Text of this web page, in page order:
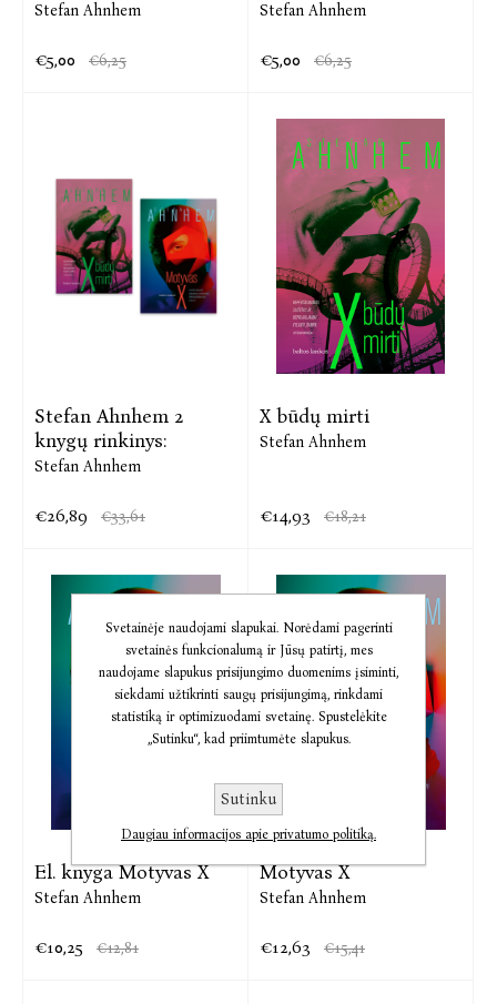
Stefan Ahnhem
€5,00 €6,25
Stefan Ahnhem
€5,00 €6,25
Stefan Ahnhem 2
knygų rinkinys:
Stefan Ahnhem
€26,89 €33,61
X būdų mirti
Stefan Ahnhem
€14,93 €18,21
El. knyga Motyvas X
Stefan Ahnhem
€10,25 €12,81
Motyvas X
Stefan Ahnhem
€12,63 €15,41
Svetainėje naudojami slapukai. Norėdami pagerinti
svetainės funkcionalumą ir Jūsų patirtį, mes
naudojame slapukus prisijungimo duomenims įsiminti,
siekdami užtikrinti saugų prisijungimą, rinkdami
statistiką ir optimizuodami svetainę. Spustelėkite
„Sutinku“, kad priimtumėte slapukus.
Sutinku
Daugiau informacijos apie privatumo politiką.